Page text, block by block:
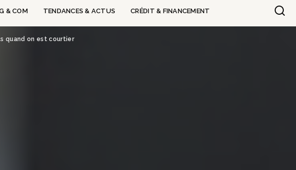
& COM TENDANCES & ACTUS CRÉDIT & FINANCEMENT
quand on est courtier